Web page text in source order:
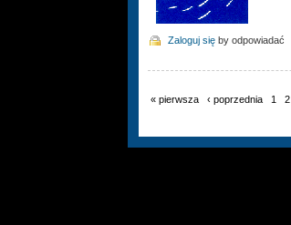
Zaloguj się by odpowiadać
« pierwsza ‹ poprzednia 1 2